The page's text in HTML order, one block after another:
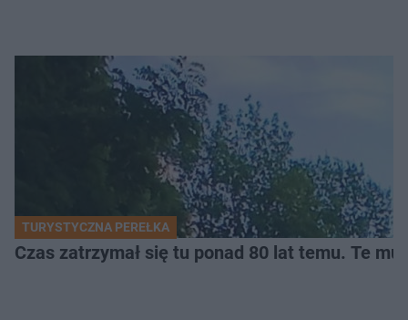
TURYSTYCZNA PEREŁKA
Czas zatrzymał się tu ponad 80 lat temu. Te